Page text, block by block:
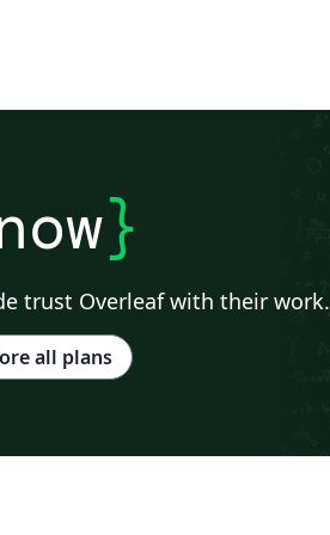
}
trust Overleaf with their work.
all plans